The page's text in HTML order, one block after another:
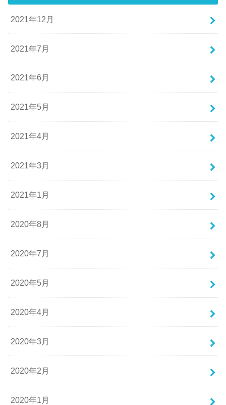
2021年12月
2021年7月
2021年6月
2021年5月
2021年4月
2021年3月
2021年1月
2020年8月
2020年7月
2020年5月
2020年4月
2020年3月
2020年2月
2020年1月